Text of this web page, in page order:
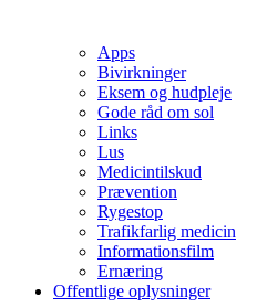
Apps
Bivirkninger
Eksem og hudpleje
Gode råd om sol
Links
Lus
Medicintilskud
Prævention
Rygestop
Trafikfarlig medicin
Informationsfilm
Ernæring
Offentlige oplysninger